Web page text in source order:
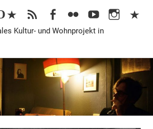
Kultur- und Wohnprojekt in